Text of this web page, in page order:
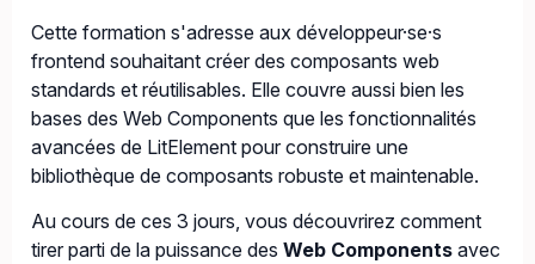
Cette formation s'adresse aux développeur·se·s
frontend souhaitant créer des composants web
standards et réutilisables. Elle couvre aussi bien les
bases des Web Components que les fonctionnalités
avancées de LitElement pour construire une
bibliothèque de composants robuste et maintenable.
Au cours de ces 3 jours, vous découvrirez comment
tirer parti de la puissance des Web Components avec